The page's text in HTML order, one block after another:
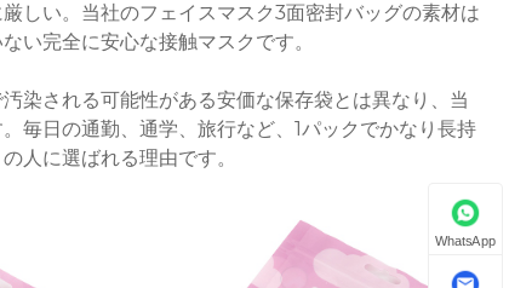
しい。当社のフェイスマスク3面密封バッグの素材は
い完全に安心な接触マスクです。
染される可能性がある安価な保存袋とは異なり、当
毎日の通勤、通学、旅行など、1パックでかなり長持
人に選ばれる理由です。
WhatsApp